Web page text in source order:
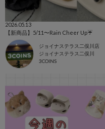
2026.05.13
【新商品】5/11〜Rain Cheer Up☔️
ジョイナステラス二俣川店
ジョイナステラス二俣川
3COINS